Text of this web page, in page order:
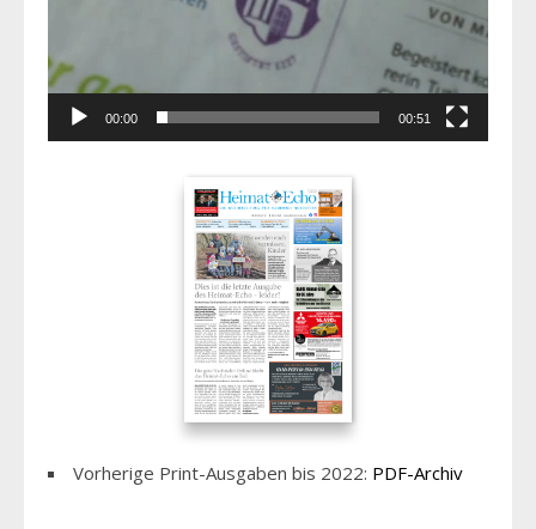
00:00 00:51
Vorherige Print-Ausgaben bis 2022: PDF-Archiv